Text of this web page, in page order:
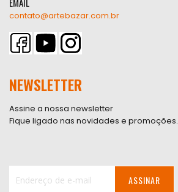
contato@artebazar.com.br
NEWSLETTER
Assine a nossa newsletter
Fique ligado nas novidades e promoções.
ASSINAR